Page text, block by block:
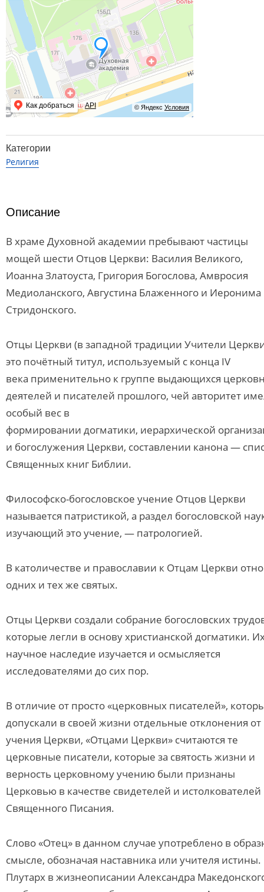
© Яндекс Условия
Как добраться API
Категории
Религия
Описание
В храме Духовной академии пребывают частицы
мощей шести Отцов Церкви: Василия Великого,
Иоанна Златоуста, Григория Богослова, Амвросия
Медиоланского, Августина Блаженного и Иеронима
Стридонского.
Отцы Церкви (в западной традиции Учители
это почётный титул, используемый с конца IV
века применительно к группе выдающихся
деятелей и писателей прошлого, чей авторитет
особый вес в
формировании догматики, иерархической
и богослужения Церкви, составлении канона —
Священных книг Библии.
Философско-богословское учение Отцов Церкви
называется патристикой, а раздел богословской
изучающий это учение, — патрологией.
В католичестве и православии к Отцам Церкви
одних и тех же святых.
Отцы Церкви создали собрание богословских
которые легли в основу христианской догматики.
научное наследие изучается и осмысляется
исследователями до сих пор.
В отличие от просто «церковных писателей»,
допускали в своей жизни отдельные отклонения от
учения Церкви, «Отцами Церкви» считаются те
церковные писатели, которые за святость жизни и
верность церковному учению были признаны
Церковью в качестве свидетелей и истолкователей
Священного Писания.
Слово «Отец» в данном случае употреблено в
смысле, обозначая наставника или учителя истины.
Плутарх в жизнеописании Александра